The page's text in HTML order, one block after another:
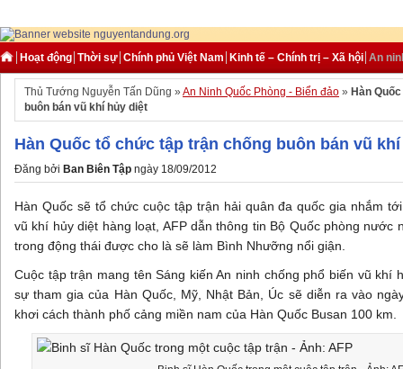
Hoạt động Thời sự Chính phủ Việt Nam Kinh tế – Chính trị – Xã hội An
Thủ Tướng Nguyễn Tấn Dũng » An Ninh Quốc Phòng - Biển đảo » Hàn
buôn bán vũ khí hủy diệt
Hàn Quốc tổ chức tập trận chống buôn bán vũ
Đăng bởi Ban Biên Tập ngày 18/09/2012
Hàn Quốc sẽ tổ chức cuộc tập trận hải quân đa quốc gia nhắm
vũ khí hủy diệt hàng loạt, AFP dẫn thông tin Bộ Quốc phòng nước
trong động thái được cho là sẽ làm Bình Nhưỡng nổi giận.
Cuộc tập trận mang tên Sáng kiến An ninh chống phổ biến vũ khí
sự tham gia của Hàn Quốc, Mỹ, Nhật Bản, Úc sẽ diễn ra vào
khơi cách thành phố cảng miền nam của Hàn Quốc Busan 100 km.